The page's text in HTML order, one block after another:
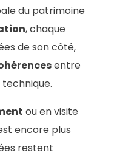
du patrimoine
, chaque
de son côté,
entre
ou en visite
encore plus
restent